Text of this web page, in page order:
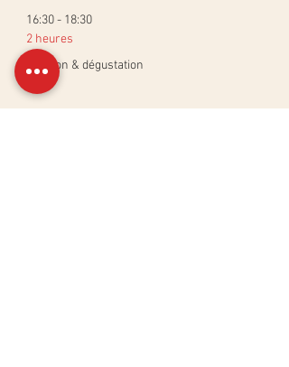
16:30 - 18:30
2 heures
Cuisson & dégustation